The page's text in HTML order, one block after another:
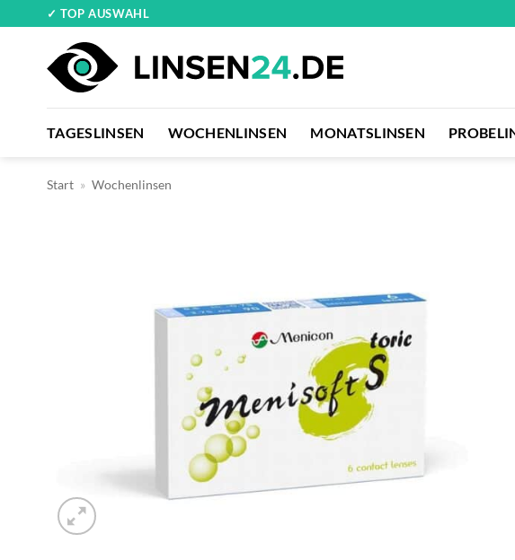
springen
✓ TOP AUSWAHL
TAGESLINSEN WOCHENLINSEN MONATSLINSEN
Start » Wochenlinsen